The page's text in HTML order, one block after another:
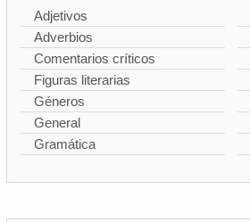
Adjetivos
Adverbios
Comentarios críticos
Figuras literarias
Géneros
General
Gramática